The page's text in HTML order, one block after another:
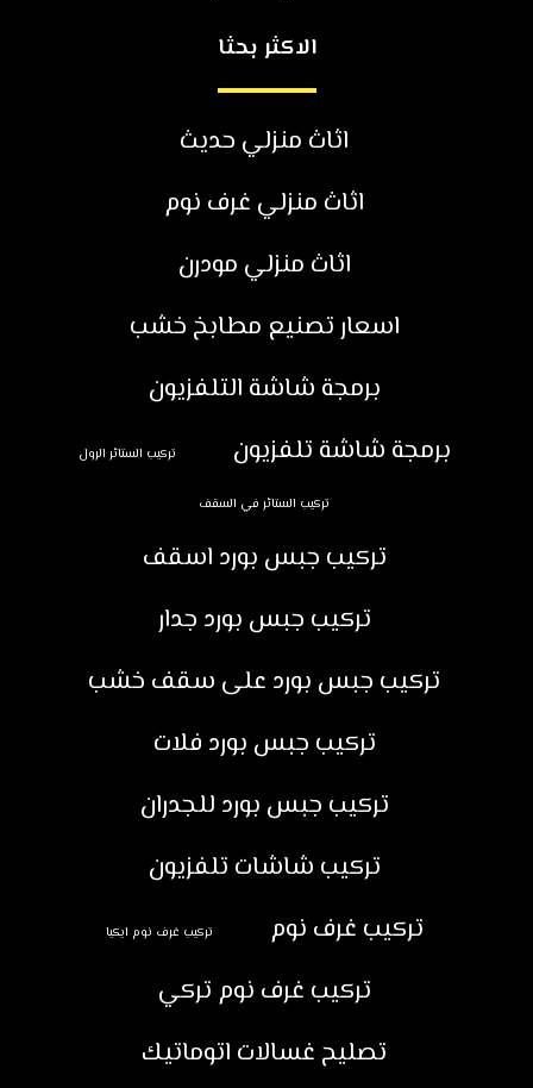
الاكثر بحثا
اثاث منزلي حديث
اثاث منزلي غرف نوم
اثاث منزلي مودرن
اسعار تصنيع مطابخ خشب
برمجة شاشة التلفزيون
برمجة شاشة تلفزيون
تركيب الستائر الرول
تركيب الستائر في السقف
تركيب جبس بورد اسقف
تركيب جبس بورد جدار
تركيب جبس بورد على سقف خشب
تركيب جبس بورد فلات
تركيب جبس بورد للجدران
تركيب شاشات تلفزيون
تركيب غرف نوم
تركيب غرف نوم ايكيا
تركيب غرف نوم تركي
تصليح غسالات اتوماتيك